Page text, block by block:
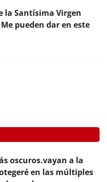
la Santísima Virgen
pueden dar en este
oscuros.vayan a la
en las múltiples